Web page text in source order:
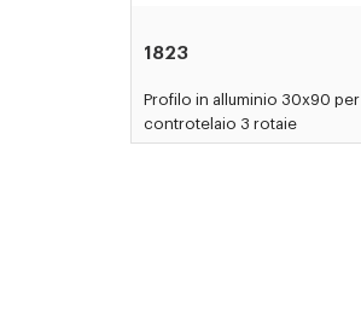
1823
Profilo in alluminio 30x90 per
controtelaio 3 rotaie